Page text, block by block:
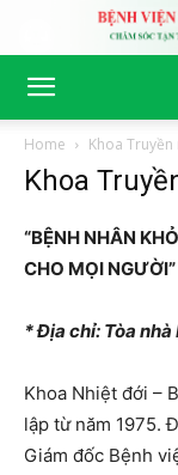
Home Khoa Truyền
Khoa
“BỆNH NHÂN
CHO MỌI NGƯỜI”
* Địa chỉ: Tòa nhà
Khoa Nhiệt đới –
lập từ năm 1975.
Giám đốc Bệnh